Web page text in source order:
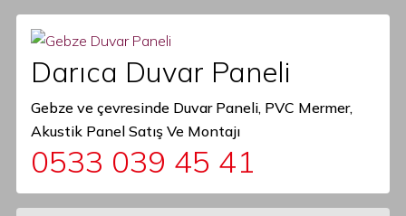
Darıca Duvar Paneli
Gebze ve çevresinde Duvar Paneli, PVC Mermer,
Akustik Panel Satış Ve Montajı
0533 039 45 41